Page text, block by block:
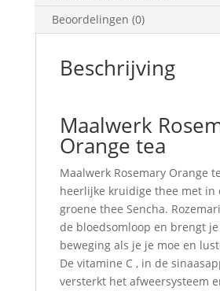
Beoordelingen (0)
Beschrijving
Maalwerk
Orange tea
Maalwerk Rosemary Orange
heerlijke kruidige thee met in
groene thee Sencha.
de bloedsomloop en brengt
beweging als je je moe en
De vitamine C , in de
versterkt het afweersysteem